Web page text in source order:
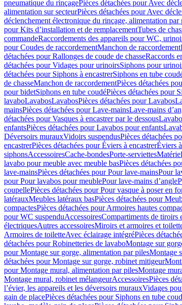
pneumatique du rinçagePièces détachées pour Avec
alimentation sur secteurPièces détachées pour Avec
déclenchement électronique du rinçage, alimentation par
pour Kits d’installation et de remplacementTubes de
commandeRaccordements des appareils pour WC,
pour Coudes de raccordementManchon de raccordement
détachées pour Rallonges de coude de chasseRaccords
détachées pour Vidages pour urinoirsSiphons pour
détachées pour Siphons à encastrerSiphons en tube
de chasseManchon de raccordementPièces détachées
pour bidetSiphons en tube coudéPièces détachées pour
lavaboLavabosLavabosPièces détachées pour Lavabos
mainsPièces détachées pour Lave-mainsLave-mains
détachées pour Vasques à encastrer par le dessous
enfantsPièces détachées pour Lavabos pour enfants
Déversoirs murauxVidoirs suspendusPièces détachées
encastrerPièces détachées pour Éviers à encastrerÉviers
siphonsAccessoiresCache-bondesPorte-serviettes
lavabo pour meuble avec meuble basPièces détachées
lave-mainsPièces détachées pour Pour lave-mainsPour
pour Pour lavabos pour meublePour lave-mains d’angle
coupellePièces détachées pour Pour vasque à poser en
latérauxMeubles latéraux basPièces détachées pour
compactesPièces détachées pour Armoires hautes
pour WC suspenduAccessoiresCompartiments de tiroirs
électriquesAutres accessoiresMiroirs et armoires et
Armoires de toiletteAvec éclairage intégréPièces
détachées pour Robinetteries de lavaboMontage sur
pour Montage sur gorge, alimentation par pilesMontage
détachées pour Montage sur gorge, robinet mitigeur
pour Montage mural, alimentation par pilesMontage
Montage mural, robinet mélangeurAccessoiresPièces
l’évier, les appareils et les déversoirs murauxVidages
gain de placePièces détachées pour Siphons en tube